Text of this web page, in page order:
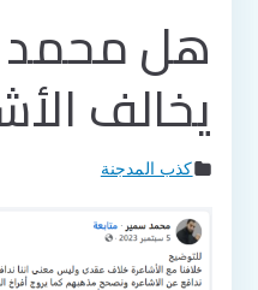
هل محمد
يخالف
كذب المدجنة